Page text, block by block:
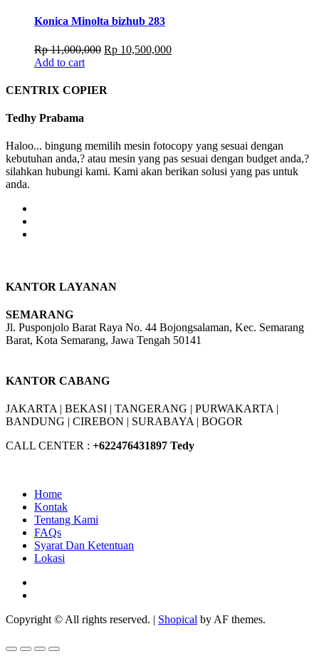
Konica Minolta bizhub 283
Rp11,000,000 Original
Rp 11,000,000.
Rp 10,500,000Current
Add to cart
CENTRIX COPIER
Tedhy Prabama
Haloo... bingung memilih mesin fotocopy yang sesuai dengan
kebutuhan anda,? atau mesin yang pas sesuai dengan budget anda,?
silahkan hubungi kami. Kami akan berikan solusi yang pas untuk
anda.
KANTOR LAYANAN
SEMARANG
Jl. Pusponjolo Barat Raya No. 44 Bojongsalaman, Kec. Semarang
Barat, Kota Semarang, Jawa Tengah 50141
KANTOR CABANG
JAKARTA | BEKASI | TANGERANG | PURWAKARTA |
BANDUNG | CIREBON | SURABAYA | BOGOR
CALL CENTER : +622476431897 Tedy
Home
Kontak
Tentang Kami
FAQs
Syarat Dan Ketentuan
Lokasi
Copyright © All rights reserved. | Shopical by AF themes.